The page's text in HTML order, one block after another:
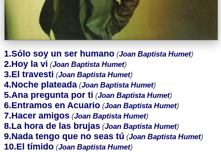
1.Sólo soy un ser humano (Joan Baptista Humet)
2.Hoy la vi (Joan Baptista Humet)
3.El travesti (Joan Baptista Humet)
4.Noche plateada (Joan Baptista Humet)
5.Ana pregunta por ti (Joan Baptista Humet)
6.Entramos en Acuario (Joan Baptista Humet)
7.Hacer amigos (Joan Baptista Humet)
8.La hora de las brujas (Joan Baptista Humet)
9.Nada tengo que no seas tú (Joan Baptista Humet)
10.El tímido (Joan Baptista Humet)